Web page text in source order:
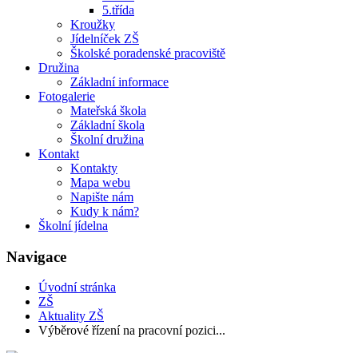
5.třída
Kroužky
Jídelníček ZŠ
Školské poradenské pracoviště
Družina
Základní informace
Fotogalerie
Mateřská škola
Základní škola
Školní družina
Kontakt
Kontakty
Mapa webu
Napište nám
Kudy k nám?
Školní jídelna
Navigace
Úvodní stránka
ZŠ
Aktuality ZŠ
Výběrové řízení na pracovní pozici...